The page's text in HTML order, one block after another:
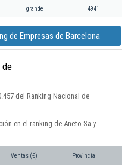
grande 4941
de Empresas de Barcelona
de
del Ranking Nacional de
en el ranking de Aneto Sa y
Ventas (€) Provincia